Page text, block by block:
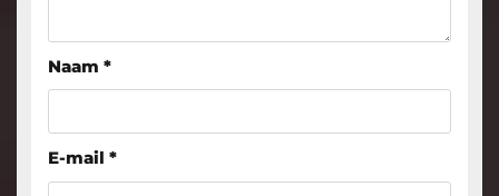
Naam *
E-mail *